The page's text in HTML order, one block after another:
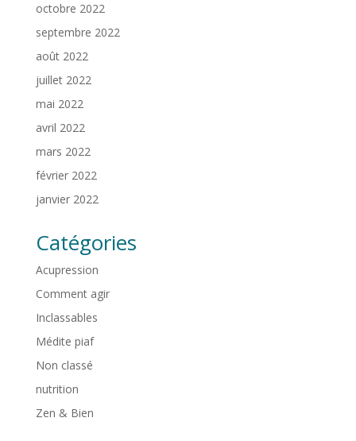
octobre 2022
septembre 2022
août 2022
juillet 2022
mai 2022
avril 2022
mars 2022
février 2022
janvier 2022
Catégories
Acupression
Comment agir
Inclassables
Médite piaf
Non classé
nutrition
Zen & Bien